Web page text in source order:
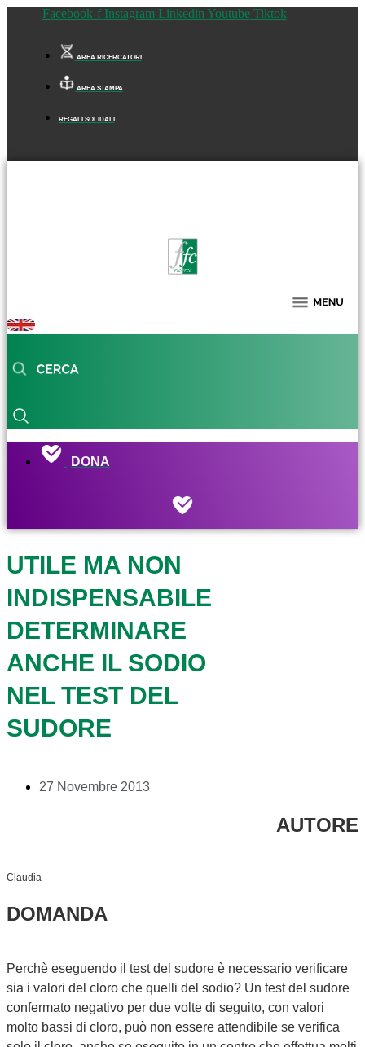
Facebook-f Instagram Linkedin Youtube Tiktok
AREA RICERCATORI
AREA STAMPA
REGALI SOLIDALI
DONA
UTILE MA NON
INDISPENSABILE
DETERMINARE
ANCHE IL SODIO
NEL TEST DEL
SUDORE
27 Novembre 2013
AUTORE
Claudia
DOMANDA
Perchè eseguendo il test del sudore è necessario verificare
sia i valori del cloro che quelli del sodio? Un test del sudore
confermato negativo per due volte di seguito, con valori
molto bassi di cloro, può non essere attendibile se verifica